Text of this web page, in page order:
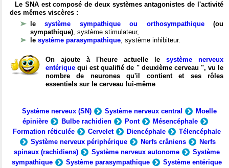
Le SNA est composé de deux systèmes antagonistes de l'activité
des mêmes viscères :
lesystème sympathique ou orthosympathique(ou
sympathique), système stimulateur,
le système parasympathique, système inhibiteur.
On ajoute à l'heure actuelle le système nerveux
entérique qui est qualifié de " deuxième cerveau ", vu le
nombre de neurones qu'il contient et ses rôles
essentiels sur le cerveau lui-même
Système nerveux (SN) Système nerveux central
Moelle
épinière
Bulbe rachidien Pont
Mésencéphale
Formation réticulée
Cervelet Diencéphale
Télencéphale
Système nerveux périphérique
Nerfs crâniens
Nerfs
spinaux (rachidiens)
Système nerveux autonome
Système
sympathique
Système parasympathique
Système entérique